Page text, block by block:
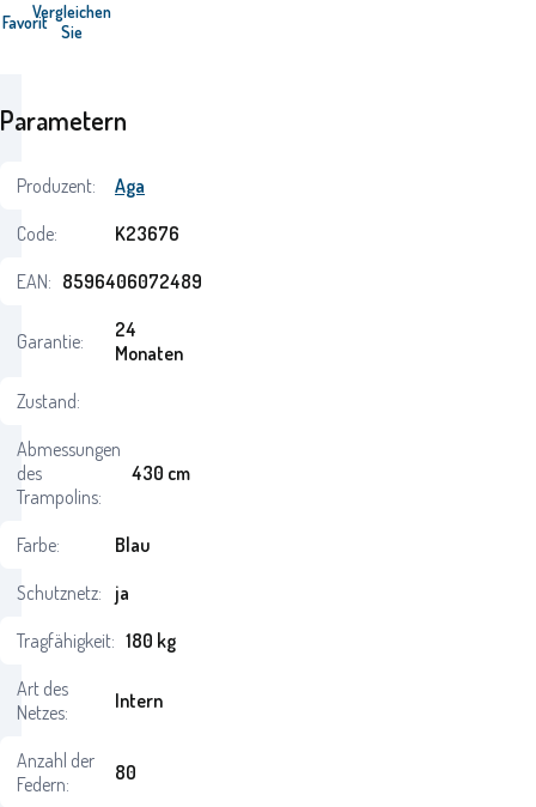
FavoritVergleichen
Sie
Parametern
Produzent:
Aga
Code:
K23676
EAN: 8596406072489
Garantie:
24
Monaten
Zustand:
Abmessungen
des
Trampolins:
430 cm
Farbe:
Blau
Schutznetz:
ja
Tragfähigkeit: 180 kg
Art des
Netzes:
Intern
Anzahl der
Federn:
80